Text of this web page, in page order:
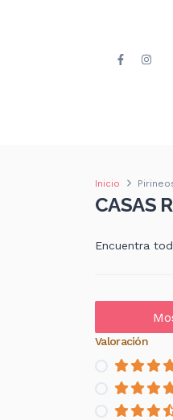
Inicio
CASAS
Encuentra
Valoración